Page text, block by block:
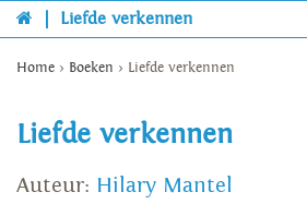
Liefde verkennen
Home > Boeken > Liefde verkennen
Liefde verkennen
Auteur: Hilary Mantel